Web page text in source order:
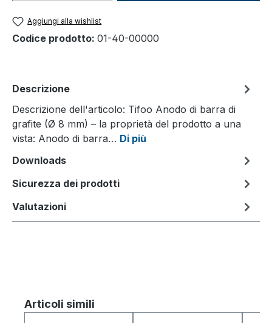
Aggiungi alla wishlist
Codice prodotto: 01-40-00000
Descrizione
Descrizione dell'articolo: Tifoo Anodo di barra di
grafite (Ø 8 mm) – la proprietà del prodotto a una
vista: Anodo di barra… Di più
Downloads
Sicurezza dei prodotti
Valutazioni
Salta la galleria dei prodotti
Articoli simili